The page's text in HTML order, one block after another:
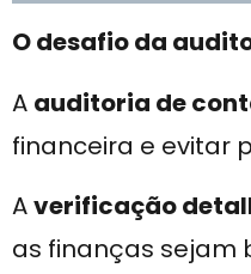
O desafio da
A auditoria de
financeira e evitar
Averificação
as finanças sejam